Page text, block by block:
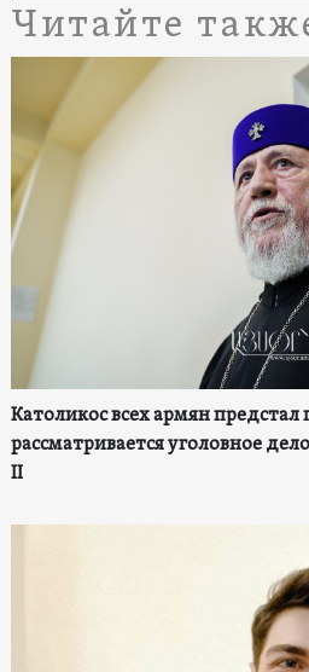
Читайте
Католикос всех армян предстал
рассматривается уголовное
II